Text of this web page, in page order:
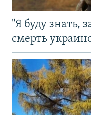
"Я буду знать,
смерть